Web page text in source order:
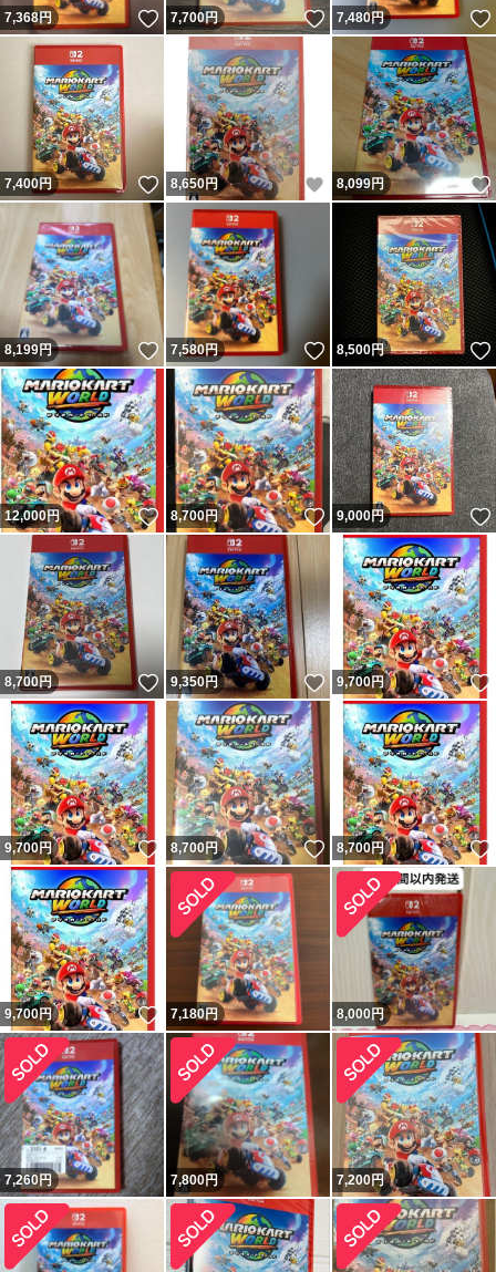
7,368円 いいね！
7,700円 いいね！
7,480円
7,400円 いいね！
8,650円 いいね！
8,099円
8,199円 いいね！
7,580円 いいね！
8,500円
12,000円 いいね！
8,700円 いいね！
9,000円
8,700円 いいね！
9,350円 いいね！
9,700円
9,700円 いいね！
8,700円 いいね！
8,700円
9,700円 いいね！
7,180円 8,000円
7,260円 7,800円 7,200円